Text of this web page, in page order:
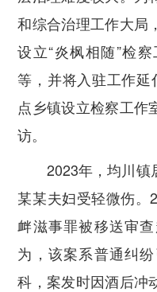
和综合治理工作大局
设立“炎枫相随”检
等，并将入驻工作
点乡镇设立检察工作
访。
2023年，均川镇
某某夫妇受轻微伤。
衅滋事罪被移送审
为，该案系普通纠
科，案发时因酒后冲